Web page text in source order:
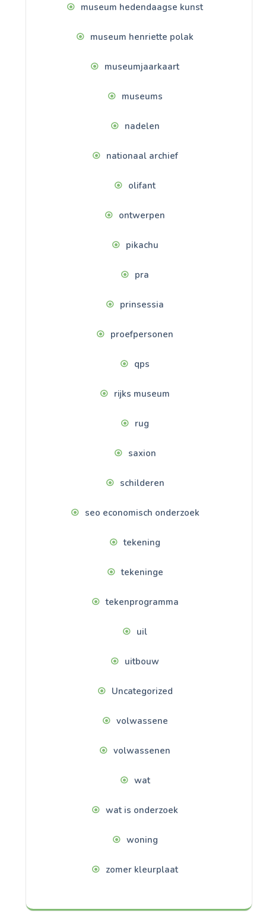
museum hedendaagse kunst
museum henriette polak
museumjaarkaart
museums
nadelen
nationaal archief
olifant
ontwerpen
pikachu
pra
prinsessia
proefpersonen
qps
rijks museum
rug
saxion
schilderen
seo economisch onderzoek
tekening
tekeninge
tekenprogramma
uil
uitbouw
Uncategorized
volwassene
volwassenen
wat
wat is onderzoek
woning
zomer kleurplaat